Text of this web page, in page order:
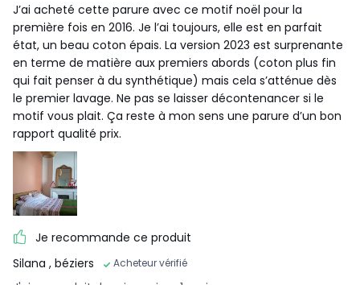
J’ai acheté cette parure avec ce motif noël pour la
première fois en 2016. Je l’ai toujours, elle est en parfait
état, un beau coton épais. La version 2023 est surprenante
en terme de matière aux premiers abords (coton plus fin
qui fait penser à du synthétique) mais cela s’atténue dès
le premier lavage. Ne pas se laisser décontenancer si le
motif vous plait. Ça reste à mon sens une parure d’un bon
rapport qualité prix.
Je recommande ce produit
Silana , béziers Acheteur vérifié